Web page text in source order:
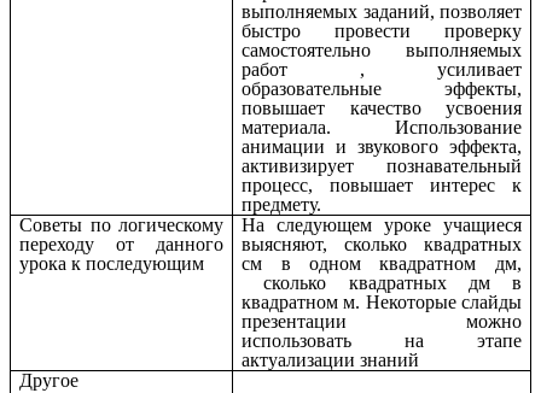
выполняемых заданий, позволяет
быстро провести проверку
самостоятельно выполняемых
работ , усиливает
образовательные эффекты,
повышает качество усвоения
материала. Использование
анимации и звукового эффекта,
активизирует познавательный
процесс, повышает интерес к
предмету.
Советы по логическому
переходу от данного
урока к последующим
На следующем уроке учащиеся
выясняют, сколько квадратных
см в одном квадратном дм,
сколько квадратных дм в
квадратном м. Некоторые слайды
презентации можно
использовать на этапе
актуализации знаний
Другое